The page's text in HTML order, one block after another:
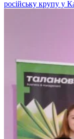
російську крупу у